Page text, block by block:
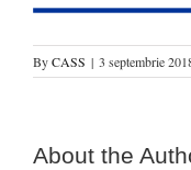
ByCASS | 3 septembrie
About the